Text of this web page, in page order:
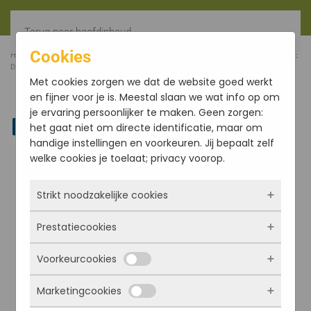
Terug naar hoofdinhoud
HOME WIEROOK
OVERIGE E
D'A
Linkedin
Cookies
Met cookies zorgen we dat de website goed werkt
en fijner voor je is. Meestal slaan we wat info op om
je ervaring persoonlijker te maken. Geen zorgen:
het gaat niet om directe identificatie, maar om
handige instellingen en voorkeuren. Jij bepaalt zelf
welke cookies je toelaat; privacy voorop.
Strikt noodzakelijke cookies
Deze cookies zorgen ervoor dat de website
überhaupt werkt. Ze zijn dus altijd actief en
kunnen niet worden uitgezet. Meestal worden
ze alleen geplaatst als jij iets doet, zoals
inloggen, een formulier invullen of je
Prestatiecookies
Met deze cookies zien we hoe vaak onze site
bezocht wordt, waar bezoekers vandaan
komen en welke pagina’s populair zijn. Zo
Voorkeurcookies
Deze cookies onthouden jouw voorkeuren.
Marketingcookies